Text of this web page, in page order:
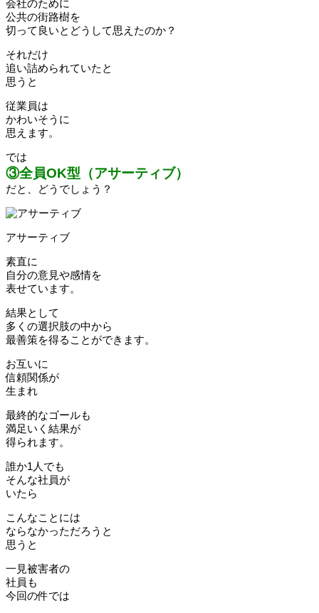
会社のために
公共の街路樹を
切って良いとどうして思えたのか？
それだけ
追い詰められていたと
思うと
従業員は
かわいそうに
思えます。
では
③全員OK型（アサーティブ）
だと、どうでしょう？
アサーティブ
素直に
自分の意見や感情を
表せています。
結果として
多くの選択肢の中から
最善策を得ることができます。
お互いに
信頼関係が
生まれ
最終的なゴールも
満足いく結果が
得られます。
誰か1人でも
そんな社員が
いたら
こんなことには
ならなかっただろうと
思うと
一見被害者の
社員も
今回の件では